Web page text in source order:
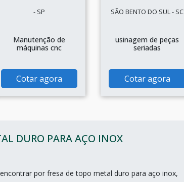
- SP
Manutenção de
máquinas cnc
Cotar agora
SÃO BENTO DO SUL - SC
usinagem de peças
seriadas
Cotar agora
DURO PARA AÇO INOX
por fresa de topo metal duro para aço inox,